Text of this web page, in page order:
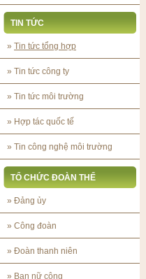
TIN TỨC
» Tin tức tổng hợp
» Tin tức công ty
» Tin tức môi trường
» Hợp tác quốc tế
» Tin công nghệ môi trường
TỔ CHỨC ĐOÀN THỂ
» Đảng ủy
» Công đoàn
» Đoàn thanh niên
» Ban nữ công